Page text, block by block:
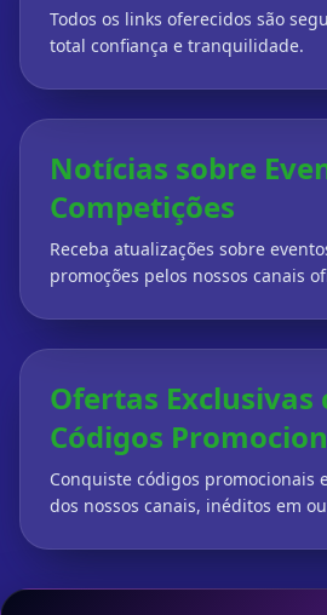
Todos os links oferecidos são
total confiança e tranquilidade.
Notícias sobre
Competições
Receba atualizações sobre
promoções pelos nossos canais
Ofertas Exclusivas
Códigos
Conquiste códigos promocionais
dos nossos canais, inéditos em